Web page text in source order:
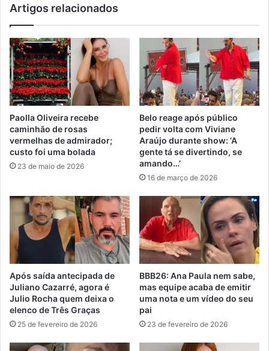
Artigos relacionados
Paolla Oliveira recebe
caminhão de rosas
vermelhas de admirador;
custo foi uma bolada
23 de maio de 2026
Belo reage após público
pedir volta com Viviane
Araújo durante show: ‘A
gente tá se divertindo, se
amando…’
16 de março de 2026
Após saída antecipada de
Juliano Cazarré, agora é
Julio Rocha quem deixa o
elenco de Três Graças
25 de fevereiro de 2026
BBB26: Ana Paula nem sabe,
mas equipe acaba de emitir
uma nota e um vídeo do seu
pai
23 de fevereiro de 2026